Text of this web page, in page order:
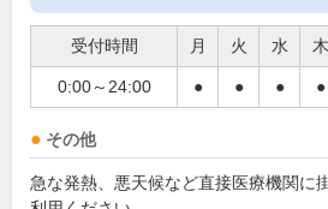
受付時間 月 火 水 木
0:00～24:00 ● ● ● ●
その他
急な発熱、悪天候など直接医療機関に